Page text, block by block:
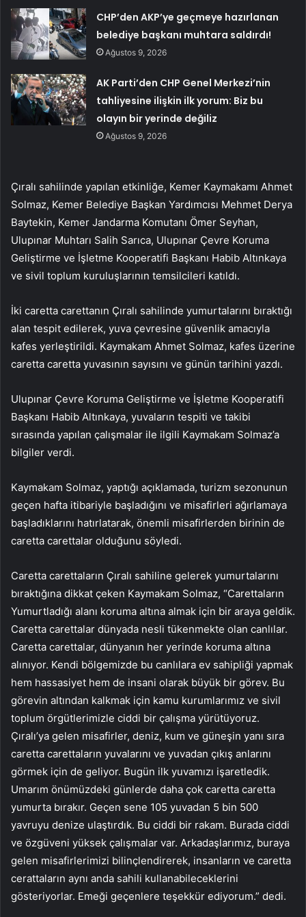
CHP’den AKP’ye geçmeye hazırlanan
belediye başkanı muhtara saldırdı!
Ağustos 9, 2026
AK Parti’den CHP Genel Merkezi’nin
tahliyesine ilişkin ilk yorum: Biz bu
olayın bir yerinde değiliz
Ağustos 9, 2026
Çıralı sahilinde yapılan etkinliğe, Kemer Kaymakamı Ahmet
Solmaz, Kemer Belediye Başkan Yardımcısı Mehmet Derya
Baytekin, Kemer Jandarma Komutanı Ömer Seyhan,
Ulupınar Muhtarı Salih Sarıca, Ulupınar Çevre Koruma
Geliştirme ve İşletme Kooperatifi Başkanı Habib Altınkaya
ve sivil toplum kuruluşlarının temsilcileri katıldı.
İki caretta carettanın Çıralı sahilinde yumurtalarını bıraktığı
alan tespit edilerek, yuva çevresine güvenlik amacıyla
kafes yerleştirildi. Kaymakam Ahmet Solmaz, kafes üzerine
caretta caretta yuvasının sayısını ve günün tarihini yazdı.
Ulupınar Çevre Koruma Geliştirme ve İşletme Kooperatifi
Başkanı Habib Altınkaya, yuvaların tespiti ve takibi
sırasında yapılan çalışmalar ile ilgili Kaymakam Solmaz’a
bilgiler verdi.
Kaymakam Solmaz, yaptığı açıklamada, turizm sezonunun
geçen hafta itibariyle başladığını ve misafirleri ağırlamaya
başladıklarını hatırlatarak, önemli misafirlerden birinin de
caretta carettalar olduğunu söyledi.
Caretta carettaların Çıralı sahiline gelerek yumurtalarını
bıraktığına dikkat çeken Kaymakam Solmaz, “Carettaların
Yumurtladığı alanı koruma altına almak için bir araya geldik.
Caretta carettalar dünyada nesli tükenmekte olan canlılar.
Caretta carettalar, dünyanın her yerinde koruma altına
alınıyor. Kendi bölgemizde bu canlılara ev sahipliği yapmak
hem hassasiyet hem de insani olarak büyük bir görev. Bu
görevin altından kalkmak için kamu kurumlarımız ve sivil
toplum örgütlerimizle ciddi bir çalışma yürütüyoruz.
Çıralı’ya gelen misafirler, deniz, kum ve güneşin yanı sıra
caretta carettaların yuvalarını ve yuvadan çıkış anlarını
görmek için de geliyor. Bugün ilk yuvamızı işaretledik.
Umarım önümüzdeki günlerde daha çok caretta caretta
yumurta bırakır. Geçen sene 105 yuvadan 5 bin 500
yavruyu denize ulaştırdık. Bu ciddi bir rakam. Burada ciddi
ve özgüveni yüksek çalışmalar var. Arkadaşlarımız, buraya
gelen misafirlerimizi bilinçlendirerek, insanların ve caretta
cerattaların aynı anda sahili kullanabileceklerini
gösteriyorlar. Emeği geçenlere teşekkür ediyorum.” dedi.